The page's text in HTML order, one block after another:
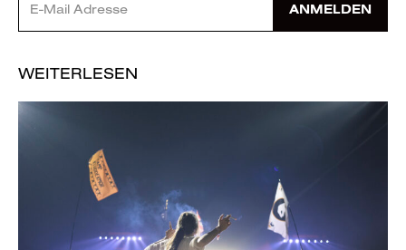
ANMELDEN
WEITERLESEN